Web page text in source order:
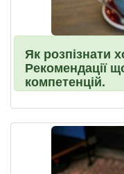
Як розпізнати
Рекомендації
компетенцій.